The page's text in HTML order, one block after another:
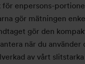
enpersons-
gör mätningen
gör den
när du använder
av vårt slitstarka